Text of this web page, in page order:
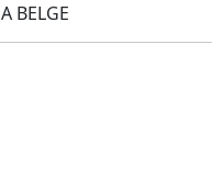
BELGE